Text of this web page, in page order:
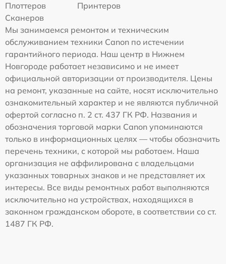
Плоттеров
Принтеров
Сканеров
Мы занимаемся ремонтом и техническим
обслуживанием техники Canon по истечении
гарантийного периода. Наш центр в Нижнем
Новгороде работает независимо и не имеет
официальной авторизации от производителя. Цены
на ремонт, указанные на сайте, носят исключительно
ознакомительный характер и не являются публичной
офертой согласно п. 2 ст. 437 ГК РФ. Названия и
обозначения торговой марки Canon упоминаются
только в информационных целях — чтобы обозначить
перечень техники, с которой мы работаем. Наша
организация не аффилирована с владельцами
указанных товарных знаков и не представляет их
интересы. Все виды ремонтных работ выполняются
исключительно на устройствах, находящихся в
законном гражданском обороте, в соответствии со ст.
1487 ГК РФ.